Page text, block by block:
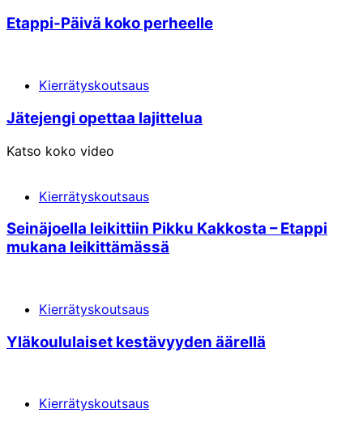
Etappi-Päivä koko perheelle
Kierrätyskoutsaus
Jätejengi opettaa lajittelua
Katso koko video
Kierrätyskoutsaus
Seinäjoella leikittiin Pikku Kakkosta – Etappi
mukana leikittämässä
Kierrätyskoutsaus
Yläkoululaiset kestävyyden äärellä
Kierrätyskoutsaus